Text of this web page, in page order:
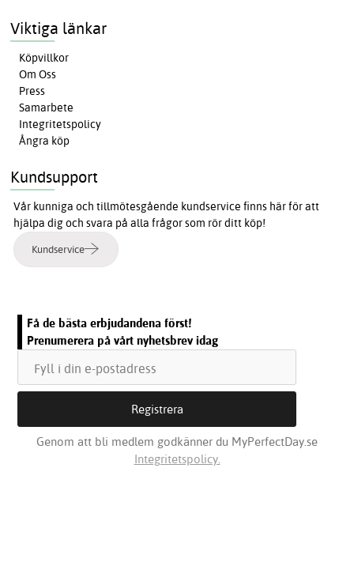
Viktiga länkar
Köpvillkor
Om Oss
Press
Samarbete
Integritetspolicy
Ångra köp
Kundsupport
Vår kunniga och tillmötesgående kundservice finns här för att
hjälpa dig och svara på alla frågor som rör ditt köp!
Kundservice
Få de bästa erbjudandena först!
Prenumerera på vårt nyhetsbrev idag
Genom att bli medlem godkänner du MyPerfectDay.se
Integritetspolicy.